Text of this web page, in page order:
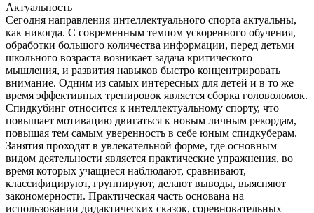
Актуальность
Сегодня направления интеллектуального спорта актуальны,
как никогда. С современным темпом ускоренного обучения,
обработки большого количества информации, перед детьми
школьного возраста возникает задача критического
мышления, и развития навыков быстро концентрировать
внимание. Одним из самых интересных для детей и в то же
время эффективных тренировок является сборка головоломок.
Спидкубинг относится к интеллектуальному спорту, что
повышает мотивацию двигаться к новым личным рекордам,
повышая тем самым уверенность в себе юным спидкуберам.
Занятия проходят в увлекательной форме, где основным
видом деятельности является практические упражнения, во
время которых учащиеся наблюдают, сравнивают,
классифицируют, группируют, делают выводы, выясняют
закономерности. Практическая часть основана на
использовании дидактических сказок, соревновательных